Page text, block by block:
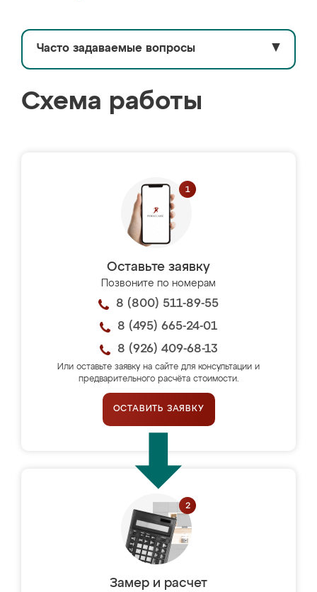
Часто задаваемые вопросы ▼
Схема работы
Оставьте заявку
Позвоните по номерам
8 (800) 511-89-55
8 (495) 665-24-01
8 (926) 409-68-13
Или оставьте заявку на сайте для консультации и
предварительного расчёта стоимости.
ОСТАВИТЬ ЗАЯВКУ
Замер и расчет